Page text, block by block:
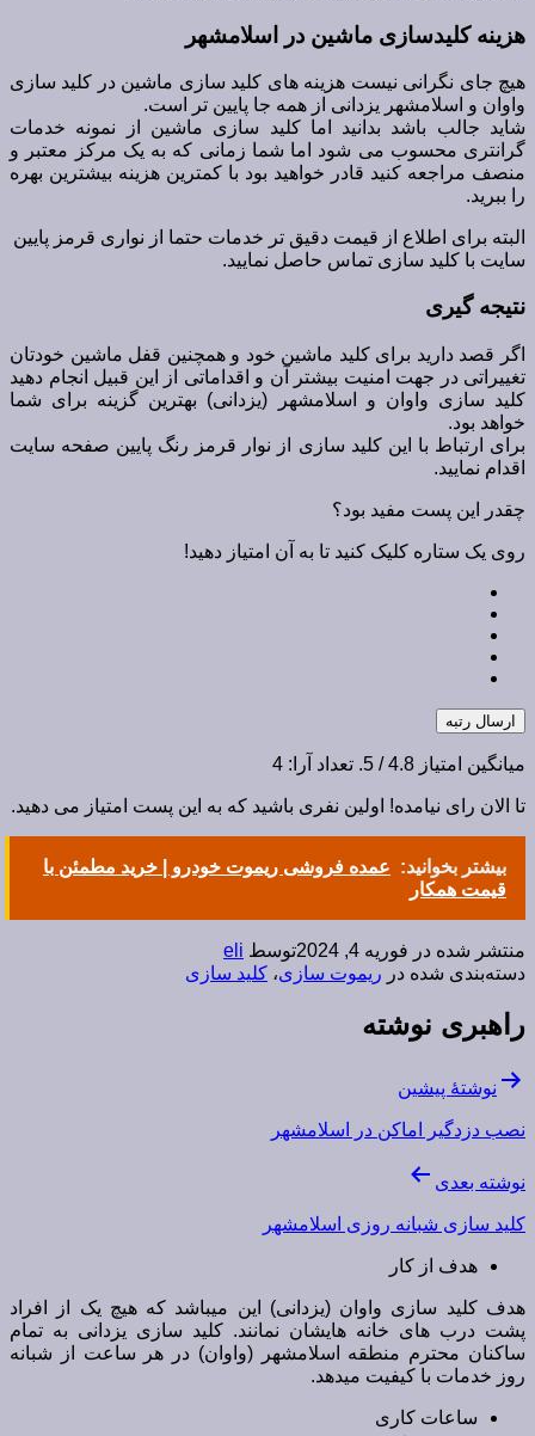
هزینه کلیدسازی ماشین در اسلامشهر
هیچ جای نگرانی نیست هزینه های کلید سازی ماشین در کلید سازی
واوان و اسلامشهر یزدانی از همه جا پایین تر است.
شاید جالب باشد بدانید اما کلید سازی ماشین از نمونه خدمات
گرانتری محسوب می شود اما شما زمانی که به یک مرکز معتبر و
منصف مراجعه کنید قادر خواهید بود با کمترین هزینه بیشترین بهره
را ببرید.
البته برای اطلاع از قیمت دقیق تر خدمات حتما از نواری قرمز پایین
سایت با کلید سازی تماس حاصل نمایید.
نتیجه گیری
اگر قصد دارید برای کلید ماشین خود و همچنین قفل ماشین خودتان
تغییراتی در جهت امنیت بیشتر آن و اقداماتی از این قبیل انجام دهید
کلید سازی واوان و اسلامشهر (یزدانی) بهترین گزینه برای شما
خواهد بود.
برای ارتباط با این کلید سازی از نوار قرمز رنگ پایین صفحه سایت
اقدام نمایید.
چقدر این پست مفید بود؟
روی یک ستاره کلیک کنید تا به آن امتیاز دهید!
ارسال رتبه
میانگین امتیاز 4.8/ 5. تعداد آرا: 4
تا الان رای نیامده! اولین نفری باشید که به این پست امتیاز می دهید.
بیشتر بخوانید: عمده فروشی ریموت خودرو | خرید مطمئن با
قیمت همکار
منتشر شده در فوریه 4, 2024 توسط eli
دسته‌بندی شده در ریموت سازی، کلید سازی
راهبری نوشته
نوشتهٔ پیشین
نصب دزدگیر اماکن در اسلامشهر
نوشته بعدی
کلید سازی شبانه روزی اسلامشهر
هدف از کار
هدف کلید سازی واوان (یزدانی) این میباشد که هیچ یک از افراد
پشت درب های خانه هایشان نمانند. کلید سازی یزدانی به تمام
ساکنان محترم منطقه اسلامشهر (واوان) در هر ساعت از شبانه
روز خدمات با کیفیت میدهد.
ساعات کاری